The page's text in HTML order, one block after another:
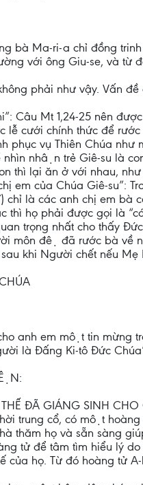
bà Ma-ri-a chỉ đồng
với ông Giu-se, và từ
phải như vậy. Vấn
Câu Mt 1,24-25 nên
lễ cưới chính thức để
phục vụ Thiên Chúa như
nhìn nhận trẻ Giê-su là
thì lại ăn ở với nhau,
em của Chúa Giê-su”:
chỉ là các anh chị em bà
thì họ phải được gọi là
trọng nhất cho thấy
môn đệ đã rước bà về
khi Người chết nếu
anh em một tin mừng
là Đấng Ki-tô Đức Chúa”
ĐÃ GIÁNG SINH CHO
trung cổ, có một
thăm họ và sẵn sàng
tử để tâm tìm hiểu lý
của họ. Từ đó hoàng tử